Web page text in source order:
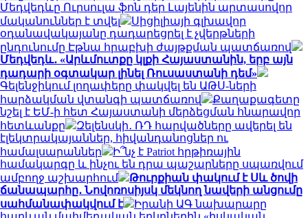
Մեդվեդևը Ուրսուլա ֆոն դեր Լայենին արտասովոր
մականուններ է տվել
Սիցիլիայի գլխավոր
օդանավակայանը դադարեցրել է չվերթների
ընդունումը Էթնա հրաբխի ժայթքման պատճառով
Մեդվեդև․ «Արևմուտքը կլքի Հայաստանին, երբ այն
դադարի օգտակար լինել Ռուսաստանի դեմ»
Գելենջիկում լողափերը փակվել են ԱԹՍ-ների
հարձակման վտանգի պատճառով
Քաղաքագետը
նշել է ԵՄ-ի հետ Հայաստանի մերձեցման հնարավոր
հետևանքը
Զելենսկի․ ՌԴ հարվածները ավերել են
էլեկտրակայաններ, հիվանդանոցներ ու
համալսարաններ
Ի՞նչ է Patriot հրթիռային
համակարգը և ինչու են դրա պաշարները սպառվում
ամբողջ աշխարհում
Թուրքիան փակում է Սև ծովի
ճանապարհը․ Նովոռոսիյսկ մեկնող նավերի անցումը
սահմանափակվում է
Իրանի ԱԳ նախարարը